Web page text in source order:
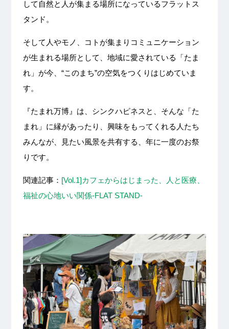
して自然と人が集まる場所になっているフラットス
タンド。
そして人やモノ、コトが集まりコミュニケーション
が生まれる場所として、地域に愛されている「たま
れ」が今、“このまち”の空気をつくりはじめていま
す。
『たまれ万博』は、シンクハピネスと、そんな「た
まれ」に縁があったり、興味をもってくれる人たち
みんなが、見たい風景を共有する、年に一度のお祭
りです。
関連記事： [Vol.1]カフェからはじまった、人と医療、
福祉の心地いい関係-FLAT STAND-